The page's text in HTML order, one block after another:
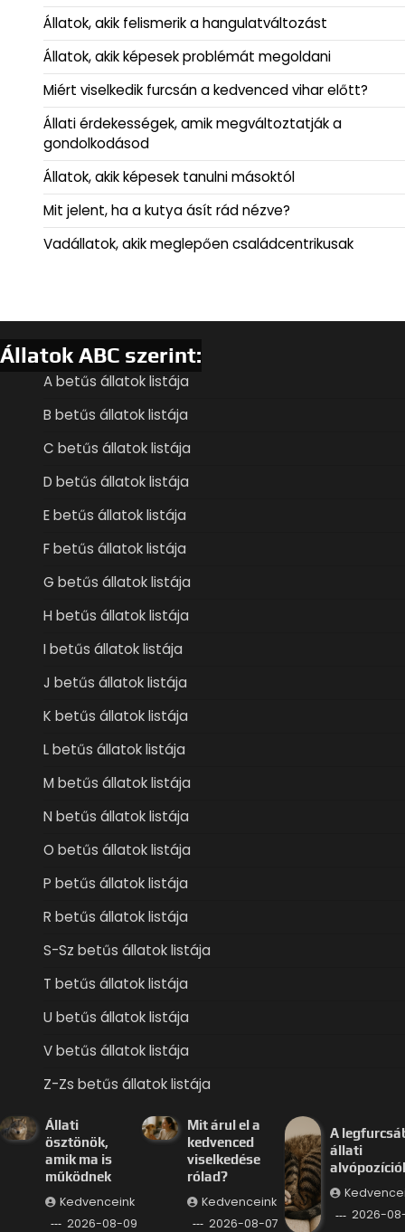
Állatok, akik felismerik a hangulatváltozást
Állatok, akik képesek problémát megoldani
Miért viselkedik furcsán a kedvenced vihar előtt?
Állati érdekességek, amik megváltoztatják a
gondolkodásod
Állatok, akik képesek tanulni másoktól
Mit jelent, ha a kutya ásít rád nézve?
Vadállatok, akik meglepően családcentrikusak
Állatok ABC szerint:
A betűs állatok listája
B betűs állatok listája
C betűs állatok listája
D betűs állatok listája
E betűs állatok listája
F betűs állatok listája
G betűs állatok listája
H betűs állatok listája
I betűs állatok listája
J betűs állatok listája
K betűs állatok listája
L betűs állatok listája
M betűs állatok listája
N betűs állatok listája
O betűs állatok listája
P betűs állatok listája
R betűs állatok listája
S-Sz betűs állatok listája
T betűs állatok listája
U betűs állatok listája
V betűs állatok listája
Z-Zs betűs állatok listája
Állati
ösztönök,
amik ma is
működnek
Kedvenceink
2026-08-09
Mit árul el a
kedvenced
viselkedése
rólad?
Kedvenceink
2026-08-07
A
állati
2026-